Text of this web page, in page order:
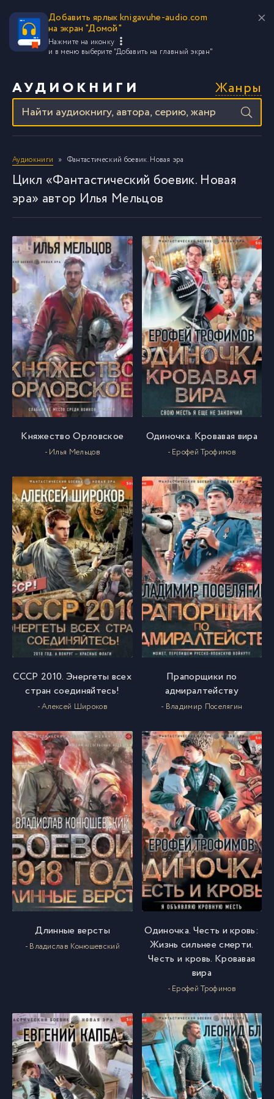
Добавить ярлык knigavuhe-audio.com
на экран "Домой"
Нажмите на иконку
и в меню выберите "Добавить на главный экран"
АУДИОКНИГИ Жанры
Аудиокниги Фантастический боевик. Новая эра
Цикл «Фантастический боевик. Новая
эра» автор Илья Мельцов
Княжество Орловское
- Илья Мельцов
Одиночка. Кровавая вира
- Ерофей Трофимов
СССР 2010. Энергеты всех
стран соединяйтесь!
- Алексей Широков
Прапорщики по
адмиралтейству
- Владимир Поселягин
Длинные версты
- Владислав Конюшевский
Одиночка. Честь и кровь:
Жизнь сильнее смерти.
Честь и кровь. Кровавая
вира
- Ерофей Трофимов